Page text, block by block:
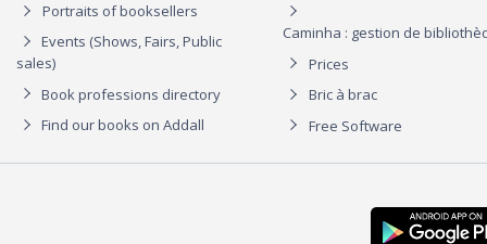
Portraits of booksellers
Events (Shows, Fairs, Public
sales)
Book professions directory
Find our books on Addall
Caminha : gestion de
Prices
Bric à brac
Free Software